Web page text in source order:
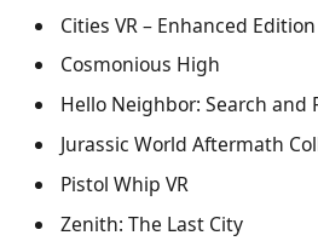
Cities VR – Enhanced Edition
Cosmonious High
Hello Neighbor: Search and
Jurassic World Aftermath
Pistol Whip VR
Zenith: The Last City